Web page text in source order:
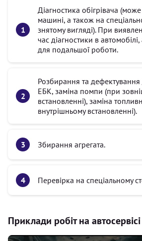
Діагностика обігрівача
машині, а також на
знятому вигляді). При
час діагностики в автомобілі,
для подальшої роботи.
Розбирання та
ЕБК, заміна помпи (при
встановленні), заміна
внутрішньому встановленні).
Збирання агрегата.
Перевірка на спеціальному
Приклади робіт на автосервісі